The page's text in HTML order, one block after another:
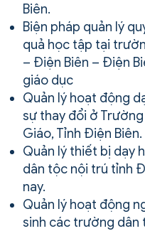
Biên.
Biện pháp quản lý
quả học tập tại
– Điện Biên – Điện
giáo dục
Quản lý hoạt động
sự thay đổi ở
Giáo, Tỉnh Điện Biên.
Quản lý thiết bị dạy
dân tộc nội trú tỉnh
nay.
Quản lý hoạt động
sinh các trường dân